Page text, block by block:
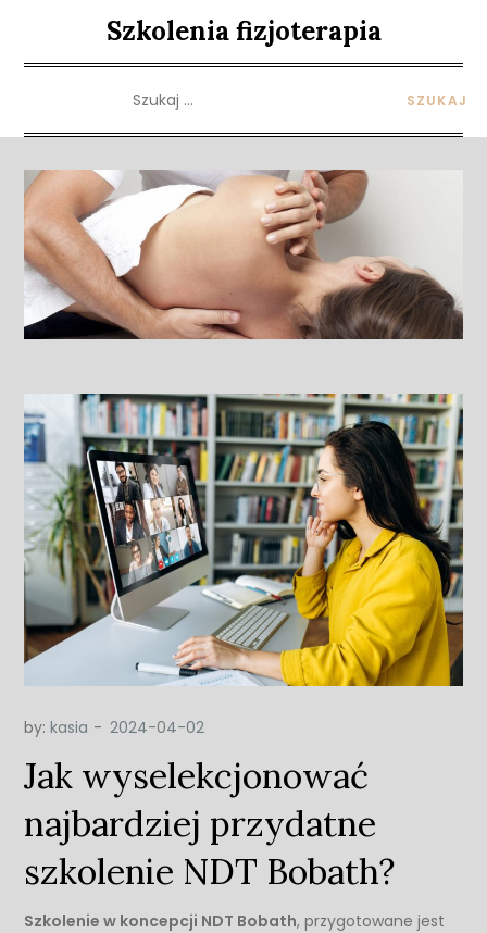
content
Szkolenia fizjoterapia
by:kasia
Jak wyselekcjonować
najbardziej przydatne
szkolenie NDT Bobath?
Szkolenie w koncepcji NDT Bobath, przygotowane jest